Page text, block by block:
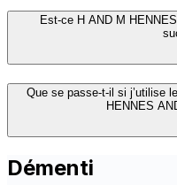
Est-ce H AND M
Que se passe-t-il si j’utilise
HENNES
Démenti